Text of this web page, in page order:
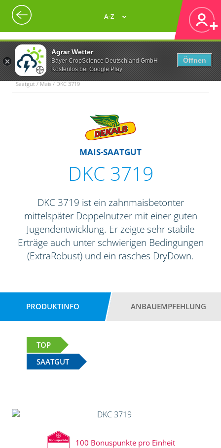
Agrar Wetter
Bayer CropScience Deutschland GmbH
Kostenlos bei Google Play
Öffnen
A-Z
Saatgut / Mais / DKC 3719
MAIS-SAATGUT
DKC 3719
DKC 3719 ist ein zahnmaisbetonter
mittelspäter Doppelnutzer mit einer guten
Jugendentwicklung. Er zeigte sehr stabile
Erträge auch unter schwierigen Bedingungen
(ExtraRobust) und ein rasches DryDown.
PRODUKTINFO ANBAUEMPFEHLUNG
TOP
SAATGUT
100 Bonuspunkte pro Einheit